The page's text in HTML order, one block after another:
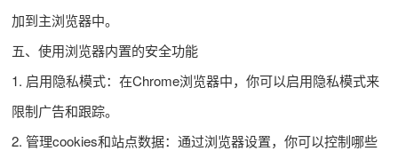
加到主浏览器中。
五、使用浏览器内置的安全功能
1. 启用隐私模式：在Chrome浏览器中，你可以启用隐私模式来
限制广告和跟踪。
2. 管理cookies和站点数据：通过浏览器设置，你可以控制哪些